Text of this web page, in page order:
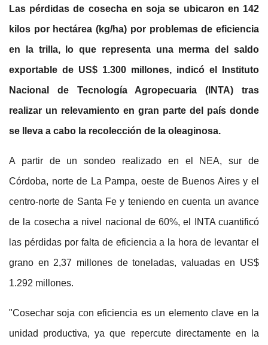
Las pérdidas de cosecha en soja se ubicaron en 142
kilos por hectárea (kg/ha) por problemas de eficiencia
en la trilla, lo que representa una merma del saldo
exportable de US$ 1.300 millones, indicó el Instituto
Nacional de Tecnología Agropecuaria (INTA) tras
realizar un relevamiento en gran parte del país donde
se lleva a cabo la recolección de la oleaginosa.
A partir de un sondeo realizado en el NEA, sur de
Córdoba, norte de La Pampa, oeste de Buenos Aires y el
centro-norte de Santa Fe y teniendo en cuenta un avance
de la cosecha a nivel nacional de 60%, el INTA cuantificó
las pérdidas por falta de eficiencia a la hora de levantar el
grano en 2,37 millones de toneladas, valuadas en US$
1.292 millones.
"Cosechar soja con eficiencia es un elemento clave en la
unidad productiva, ya que repercute directamente en la